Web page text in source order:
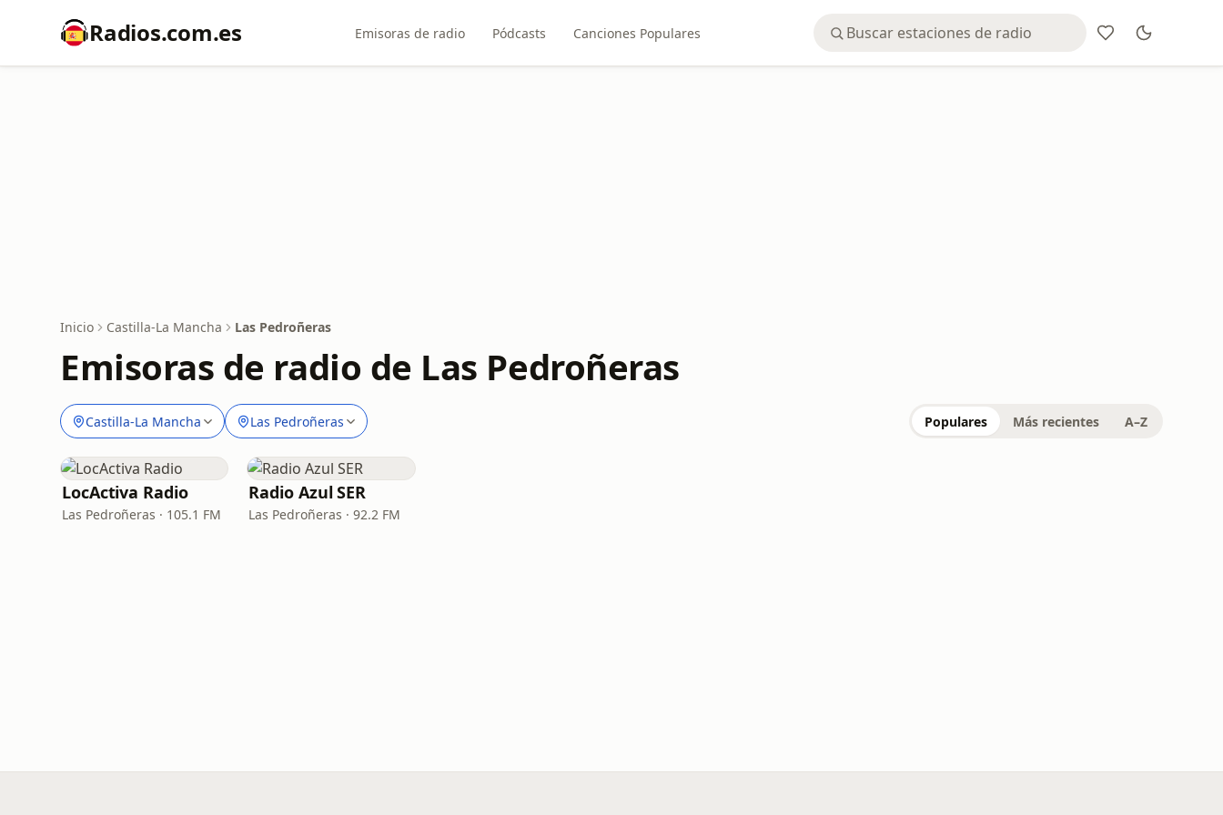
Radios.com.es Emisoras de radio Pódcasts Canciones Populares
Inicio Castilla-La Mancha Las Pedroñeras
Emisoras de radio de Las Pedroñeras
Castilla-La Mancha Las Pedroñeras Populares Más recientes A–Z
LocActiva Radio
Las Pedroñeras · 105.1 FM
Radio Azul SER
Las Pedroñeras · 92.2 FM